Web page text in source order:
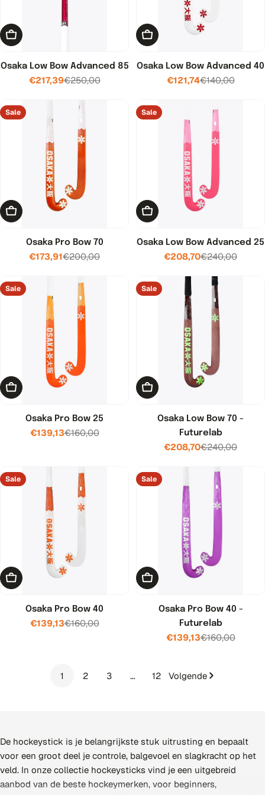
Kies opties
Osaka Low Bow Advanced 85
Verkoopprijs
€217,39Normale
€250,00
Toevoegen aan
Osaka Low Bow Advanced 40
Verkoopprijs
€121,74Normale
€140,00
Sale
Kies opties
Osaka Pro Bow 70
Verkoopprijs
€173,91Normale
€200,00
Sale
Toevoegen aan
Osaka Low Bow Advanced 25
Verkoopprijs
€208,70Normale
€240,00
Sale
Toevoegen aan winkelwagen
Osaka Pro Bow 25
Verkoopprijs
€139,13Normale
€160,00
Sale
Toevoegen aan
Osaka Low Bow 70 -
Futurelab
Verkoopprijs
€208,70Normale
€240,00
Sale
Toevoegen aan winkelwagen
Osaka Pro Bow 40
Verkoopprijs
€139,13Normale
€160,00
Sale
Toevoegen aan
Osaka Pro Bow 40 -
Futurelab
Verkoopprijs
€139,13Normale
€160,00
1 2 3 … 12 Volgende
De hockeystick is je belangrijkste stuk uitrusting en bepaalt
voor een groot deel je controle, balgevoel en slagkracht op het
veld. In onze collectie hockeysticks vind je een uitgebreid
aanbod van de beste hockeymerken, voor beginners,